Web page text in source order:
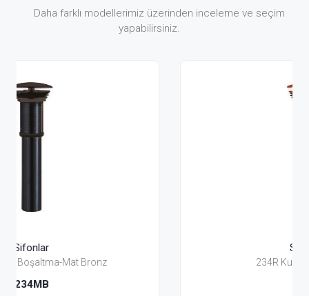
Daha farklı modellerimiz üzerinden inceleme ve seçim
yapabilirsiniz.